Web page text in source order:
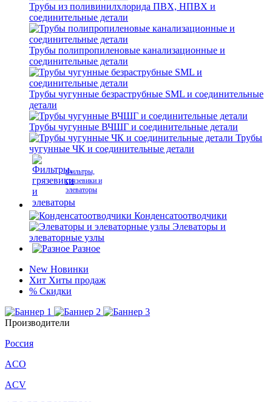
Трубы из поливинилхлорида ПВХ, НПВХ и
соединительные детали
Трубы полипропиленовые канализационные и
соединительные детали
Трубы чугунные безраструбные SML и соединительные
детали
Трубы чугунные ВЧШГ и соединительные детали
Трубы
чугунные ЧК и соединительные детали
Фильтры,
грязевики и
элеваторы
Конденсатоотводчики
Элеваторы и
элеваторные узлы
Разное
New Новинки
Хит Хиты продаж
% Скидки
Производители
Россия
ACO
ACV